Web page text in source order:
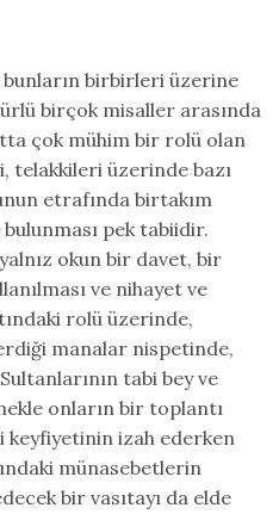
bunların birbirleri üzerine
birçok misaller arasında
çok mühim bir rolü olan
telakkileri üzerinde bazı
etrafında birtakım
pek tabiidir.
okun bir davet, bir
ve nihayet ve
rolü üzerinde,
manalar nispetinde,
tabi bey ve
onların bir toplantı
keyfiyetinin izah ederken
münasebetlerin
bir vasıtayı da elde